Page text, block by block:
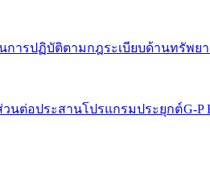
ารปฏิบัติตามกฎระเบียบด้านทรัพย
วนต่อประสานโปรแกรมประยุกต์​​G-P